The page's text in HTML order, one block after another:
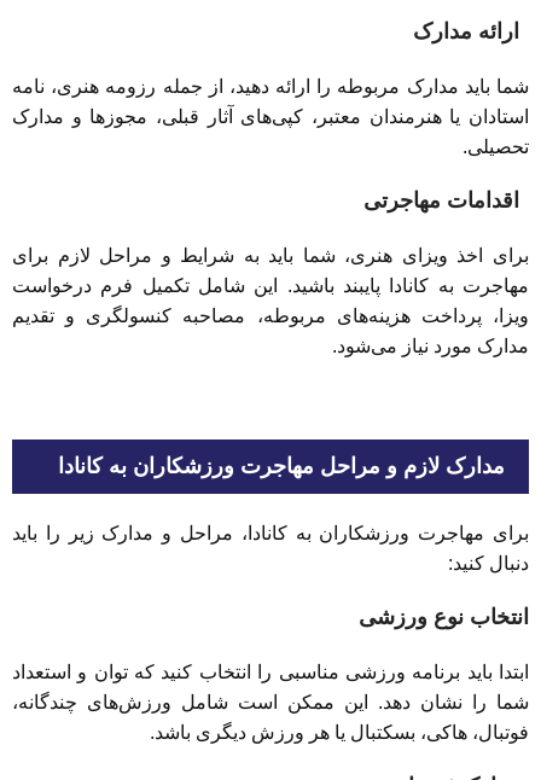
ارائه مدارک
شما باید مدارک مربوطه را ارائه دهید، از جمله رزومه هنری، نامه
استادان یا هنرمندان معتبر، کپی‌های آثار قبلی، مجوزها و مدارک
تحصیلی.
اقدامات مهاجرتی
برای اخذ ویزای هنری، شما باید به شرایط و مراحل لازم برای
مهاجرت به کانادا پایبند باشید. این شامل تکمیل فرم درخواست
ویزا، پرداخت هزینه‌های مربوطه، مصاحبه کنسولگری و تقدیم
مدارک مورد نیاز می‌شود.
مدارک لازم و مراحل مهاجرت ورزشکاران به کانادا
برای مهاجرت ورزشکاران به کانادا، مراحل و مدارک زیر را باید
دنبال کنید:
انتخاب نوع ورزشی
ابتدا باید برنامه ورزشی مناسبی را انتخاب کنید که توان و استعداد
شما را نشان دهد. این ممکن است شامل ورزش‌های چندگانه،
فوتبال، هاکی، بسکتبال یا هر ورزش دیگری باشد.